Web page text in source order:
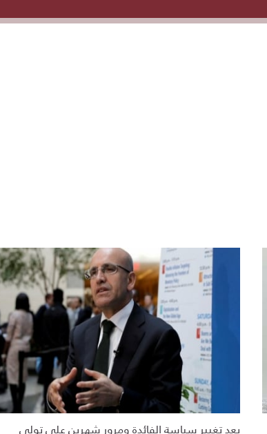
بعد تغيير سياسة الفائدة ومرور شهرين على تولي